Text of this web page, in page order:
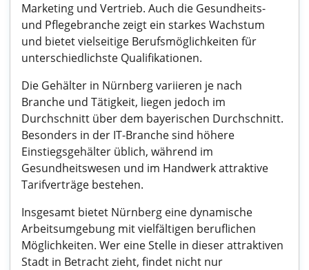
Marketing und Vertrieb. Auch die Gesundheits-
und Pflegebranche zeigt ein starkes Wachstum
und bietet vielseitige Berufsmöglichkeiten für
unterschiedlichste Qualifikationen.
Die Gehälter in Nürnberg variieren je nach
Branche und Tätigkeit, liegen jedoch im
Durchschnitt über dem bayerischen Durchschnitt.
Besonders in der IT-Branche sind höhere
Einstiegsgehälter üblich, während im
Gesundheitswesen und im Handwerk attraktive
Tarifverträge bestehen.
Insgesamt bietet Nürnberg eine dynamische
Arbeitsumgebung mit vielfältigen beruflichen
Möglichkeiten. Wer eine Stelle in dieser attraktiven
Stadt in Betracht zieht, findet nicht nur